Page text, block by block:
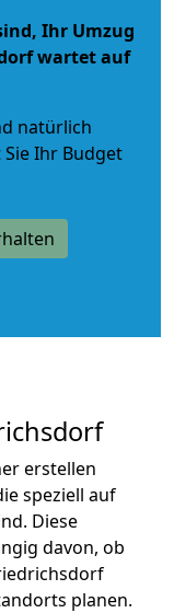
Ihr Umzug
wartet auf
natürlich
Sie Ihr Budget
erstellen
speziell auf
Diese
davon, ob
planen.